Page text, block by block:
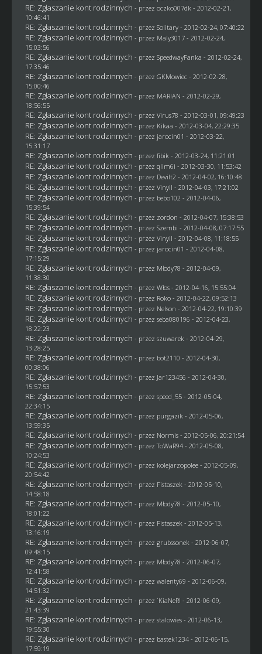
RE: Zgłaszanie kont rodzinnych - przez oczko007dk - 2012-02-21,
10:46:41
RE: Zgłaszanie kont rodzinnych - przez Solitary- 2012-02-24, 07:40:22
RE: Zgłaszanie kont rodzinnych - przez Maly3017- 2012-02-24,
15:03:56
RE: Zgłaszanie kont rodzinnych - przez SpeedwayFanka - 2012-02-24,
17:35:46
RE: Zgłaszanie kont rodzinnych - przez GKMowiec- 2012-02-28,
15:00:46
RE: Zgłaszanie kont rodzinnych - przez MARIAN - 2012-02-29,
18:56:55
RE: Zgłaszanie kont rodzinnych - przez Virus78 - 2012-03-01, 09:49:23
RE: Zgłaszanie kont rodzinnych - przez Kikaa - 2012-03-04, 22:29:35
RE: Zgłaszanie kont rodzinnych - przez jarocin01 - 2012-03-22,
15:31:17
RE: Zgłaszanie kont rodzinnych - przez fibik- 2012-03-24, 11:21:01
RE: Zgłaszanie kont rodzinnych - przez qlim6i - 2012-03-30, 11:53:42
RE: Zgłaszanie kont rodzinnych - przez Devilt2 - 2012-04-02, 16:10:48
RE: Zgłaszanie kont rodzinnych - przez Vinyll - 2012-04-03, 17:21:02
RE: Zgłaszanie kont rodzinnych - przez bebo102 - 2012-04-06,
15:39:54
RE: Zgłaszanie kont rodzinnych - przez zordon - 2012-04-07, 15:38:53
RE: Zgłaszanie kont rodzinnych - przez Szembi - 2012-04-08, 07:17:55
RE: Zgłaszanie kont rodzinnych - przez Vinyll - 2012-04-08, 11:18:55
RE: Zgłaszanie kont rodzinnych - przez jarocin01 - 2012-04-08,
17:15:29
RE: Zgłaszanie kont rodzinnych - przez Młody78 - 2012-04-09,
11:38:30
RE: Zgłaszanie kont rodzinnych - przez Włos- 2012-04-16, 15:55:04
RE: Zgłaszanie kont rodzinnych - przez Roko- 2012-04-22, 09:52:13
RE: Zgłaszanie kont rodzinnych - przez Nelson - 2012-04-22, 19:10:39
RE: Zgłaszanie kont rodzinnych - przez seba080196 - 2012-04-23,
18:22:23
RE: Zgłaszanie kont rodzinnych - przez szuwarek- 2012-04-29,
13:28:25
RE: Zgłaszanie kont rodzinnych - przez bot2110 - 2012-04-30,
00:38:06
RE: Zgłaszanie kont rodzinnych - przez Jar123456 - 2012-04-30,
15:57:53
RE: Zgłaszanie kont rodzinnych - przez speed_55 - 2012-05-04,
22:34:15
RE: Zgłaszanie kont rodzinnych - przez purgazik- 2012-05-06,
13:59:35
RE: Zgłaszanie kont rodzinnych - przez Normis- 2012-05-06, 20:21:54
RE: Zgłaszanie kont rodzinnych - przezToWaR94- 2012-05-08,
10:24:53
RE: Zgłaszanie kont rodzinnych - przez kolejarzopolee- 2012-05-09,
20:54:42
RE: Zgłaszanie kont rodzinnych - przez Fistaszek- 2012-05-10,
14:58:18
RE: Zgłaszanie kont rodzinnych - przez Młody78 - 2012-05-10,
18:01:22
RE: Zgłaszanie kont rodzinnych - przez Fistaszek- 2012-05-13,
13:16:19
RE: Zgłaszanie kont rodzinnych - przez grubssonek- 2012-06-07,
09:48:15
RE: Zgłaszanie kont rodzinnych - przez Młody78 - 2012-06-07,
12:41:58
RE: Zgłaszanie kont rodzinnych - przez walenty69 - 2012-06-09,
14:51:32
RE: Zgłaszanie kont rodzinnych - przez `KiaNeR! - 2012-06-09,
21:43:39
RE: Zgłaszanie kont rodzinnych - przez stalowies- 2012-06-13,
19:55:30
RE: Zgłaszanie kont rodzinnych - przez bastek1234- 2012-06-15,
17:59:19